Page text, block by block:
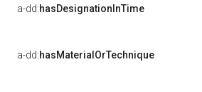
a-dd:hasDesignationInTime
a-dd:hasMaterialOrTechnique